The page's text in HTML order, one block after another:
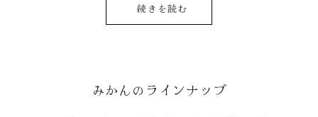
そ農園では美味しい品種をどんどん導入しており、収穫
続きを読む
みかんのラインナップ